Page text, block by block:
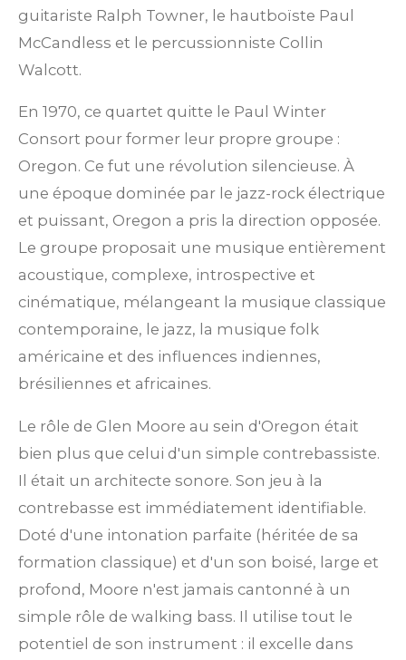
guitariste Ralph Towner, le hautboïste Paul
McCandless et le percussionniste Collin
Walcott.
En 1970, ce quartet quitte le Paul Winter
Consort pour former leur propre groupe :
Oregon. Ce fut une révolution silencieuse. À
une époque dominée par le jazz-rock électrique
et puissant, Oregon a pris la direction opposée.
Le groupe proposait une musique entièrement
acoustique, complexe, introspective et
cinématique, mélangeant la musique classique
contemporaine, le jazz, la musique folk
américaine et des influences indiennes,
brésiliennes et africaines.
Le rôle de Glen Moore au sein d'Oregon était
bien plus que celui d'un simple contrebassiste.
Il était un architecte sonore. Son jeu à la
contrebasse est immédiatement identifiable.
Doté d'une intonation parfaite (héritée de sa
formation classique) et d'un son boisé, large et
profond, Moore n'est jamais cantonné à un
simple rôle de walking bass. Il utilise tout le
potentiel de son instrument : il excelle dans